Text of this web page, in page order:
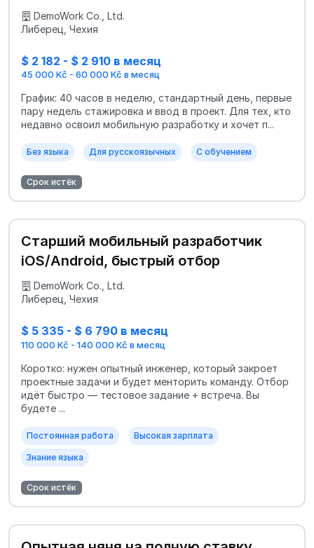
DemoWork Co., Ltd.
Либерец, Чехия
$ 2 182 - $ 2 910 в месяц
45 000 Kč - 60 000 Kč в месяц
График: 40 часов в неделю, стандартный день, первые
пару недель стажировка и ввод в проект. Для тех, кто
недавно освоил мобильную разработку и хочет п...
Без языка Для русскоязычных С обучением
Срок истёк
Старший мобильный разработчик
iOS/Android, быстрый отбор
DemoWork Co., Ltd.
Либерец, Чехия
$ 5 335 - $ 6 790 в месяц
110 000 Kč - 140 000 Kč в месяц
Коротко: нужен опытный инженер, который закроет
проектные задачи и будет менторить команду. Отбор
идёт быстро — тестовое задание + встреча. Вы
будете ...
Постоянная работа Высокая зарплата
Знание языка
Срок истёк